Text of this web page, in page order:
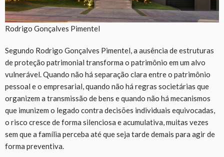
Rodrigo Gonçalves Pimentel
Segundo Rodrigo Gonçalves Pimentel, a ausência de estruturas
de proteção patrimonial transforma o patrimônio em um alvo
vulnerável. Quando não há separação clara entre o patrimônio
pessoal e o empresarial, quando não há regras societárias que
organizem a transmissão de bens e quando não há mecanismos
que imunizem o legado contra decisões individuais equivocadas,
o risco cresce de forma silenciosa e acumulativa, muitas vezes
sem que a família perceba até que seja tarde demais para agir de
forma preventiva.